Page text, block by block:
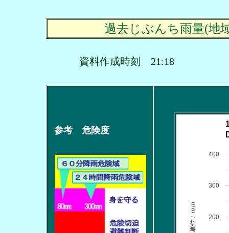
過去じぶんち雨量(地
資料作成時刻 21:18
参考 危険度
200
300
400
単位：ｍｍ